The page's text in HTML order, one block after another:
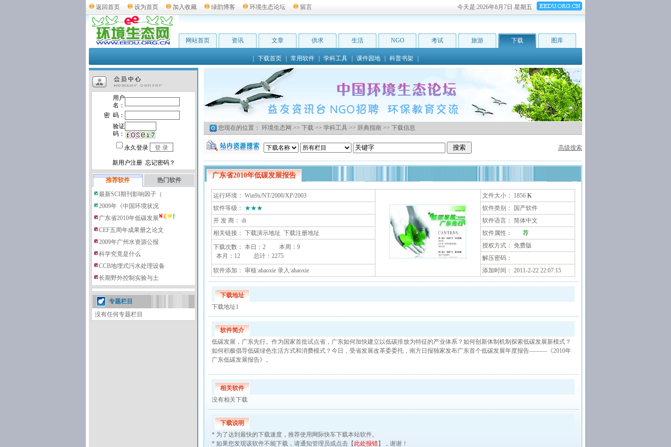
返回首页 设为首页 加入收藏 绿韵博客 环境生态论坛 留言 今天是:2026年8月7日 星期五
网站首页 资讯 文章 供求 生活 NGO 考试 旅游 下载 图库
下载首页 常用软件 学科工具 课件园地 科普书架
推荐软件
热门软件
最新SCI期刊影响因子（
2009年《中国环境状况
广东省2010年低碳发展
CEF五周年成果册之论文
2009年广州水资源公报
科学究竟是什么
CCB地埋式污水处理设备
长期野外控制实验与土
专题栏目
没有任何专题栏目
您现在的位置： 环境生态网 >> 下载 >> 学科工具 >> 辞典指南 >> 下载信息
高级搜索
广东省2010年低碳发展报告
运行环境： Win9x/NT/2000/XP/2003 文件大小： 1856 K
软件等级：
★★★
软件类别： 国产软件
开 发 商： dt
软件语言： 简体中文
相关链接： 下载演示地址 下载注册地址 软件属性： 荐
下载次数： 本日： 2 本周： 9
本月： 12 总计： 2275
授权方式： 免费版
解压密码：
软件添加： 审核:ahaoxie 录入:ahaoxie
添加时间： 2011-2-22 22:07:15
下载地址
下载地址1
软件简介
低碳发展，广东先行。作为国家首批试点省，广东如何加快建立以低碳排放为特征的产业体系？如何创新体制机制探索低碳发展新模式？
如何积极倡导低碳绿色生活方式和消费模式？今日，受省发展改革委委托，南方日报独家发布广东首个低碳发展年度报告———《2010年
广东低碳发展报告》。
相关软件
没有相关下载
下载说明
* 为了达到最快的下载速度，推荐使用网际快车下载本站软件。
* 如果您发现该软件不能下载，请通知管理员或点击【 此处报错】，谢谢！